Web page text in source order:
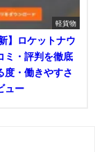
軽貨物
】ロケットナウ
ミ・評判を徹底
度・働きやすさ
ュー